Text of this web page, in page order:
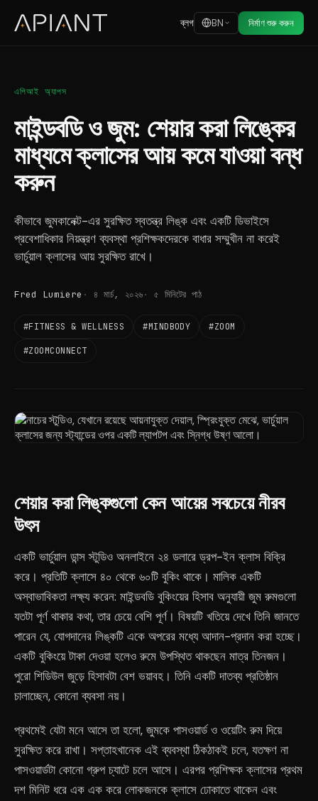
ব্লগ BN নির্মাণ শুরু করুন
এপিআই অ্যাপস
মাইন্ডবডি ও জুম: শেয়ার করা লিঙ্কের
মাধ্যমে ক্লাসের আয় কমে যাওয়া বন্ধ
করুন
কীভাবে জুমকানেক্ট-এর সুরক্ষিত স্বতন্ত্র লিঙ্ক এবং একটি ডিভাইসে
প্রবেশাধিকার নিয়ন্ত্রণ ব্যবস্থা প্রশিক্ষকদেরকে বাধার সম্মুখীন না করেই
ভার্চুয়াল ক্লাসের আয় সুরক্ষিত রাখে।
Fred Lumiere ৪ মার্চ, ২০২৬ ৫ মিনিটের পাঠ
#FITNESS & WELLNESS #MINDBODY #ZOOM
#ZOOMCONNECT
শেয়ার করা লিঙ্কগুলো কেন আয়ের সবচেয়ে নীরব
উৎস
একটি ভার্চুয়াল ডান্স স্টুডিও অনলাইনে ২৪ ডলারে ড্রপ-ইন ক্লাস বিক্রি
করে। প্রতিটি ক্লাসে ৪০ থেকে ৬০টি বুকিং থাকে। মালিক একটি
অস্বাভাবিকতা লক্ষ্য করেন: মাইন্ডবডি বুকিংয়ের হিসাব অনুযায়ী জুম রুমগুলো
যতটা পূর্ণ থাকার কথা, তার চেয়ে বেশি পূর্ণ। বিষয়টি খতিয়ে দেখে তিনি জানতে
পারেন যে, যোগদানের লিঙ্কটি একে অপরের মধ্যে আদান-প্রদান করা হচ্ছে।
একটি বুকিংয়ে টাকা দেওয়া হলেও রুমে উপস্থিত থাকছেন মাত্র তিনজন।
পুরো শিডিউল জুড়ে হিসাবটা বেশ ভয়াবহ। তিনি একটি দাতব্য প্রতিষ্ঠান
চালাচ্ছেন, কোনো ব্যবসা নয়।
প্রথমেই যেটা মনে আসে তা হলো, জুমকে পাসওয়ার্ড ও ওয়েটিং রুম দিয়ে
সুরক্ষিত করে রাখা। সপ্তাহখানেক এই ব্যবস্থা ঠিকঠাকই চলে, যতক্ষণ না
পাসওয়ার্ডটা কোনো গ্রুপ চ্যাটে চলে আসে। এরপর প্রশিক্ষক ক্লাসের প্রথম
দশ মিনিট ধরে এক এক করে লোকজনকে ক্লাসে ঢোকাতে থাকেন এবং